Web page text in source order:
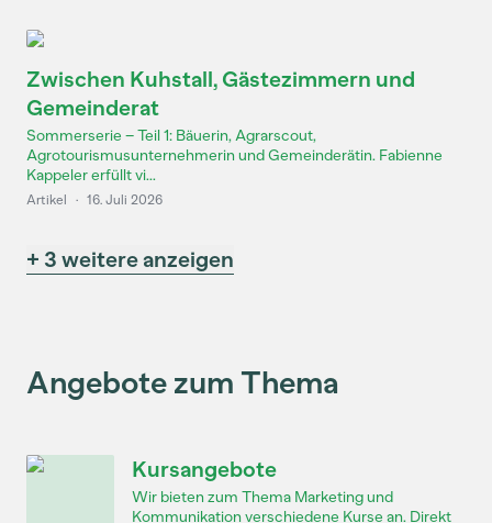
Zwischen Kuhstall, Gästezimmern und
Gemeinderat
Sommerserie – Teil 1: Bäuerin, Agrarscout,
Agrotourismusunternehmerin und Gemeinderätin. Fabienne
Kappeler erfüllt vi...
Artikel · 16. Juli 2026
+ 3 weitere anzeigen
Angebote zum Thema
Kursangebote
Wir bieten zum Thema Marketing und
Kommunikation verschiedene Kurse an. Direkt